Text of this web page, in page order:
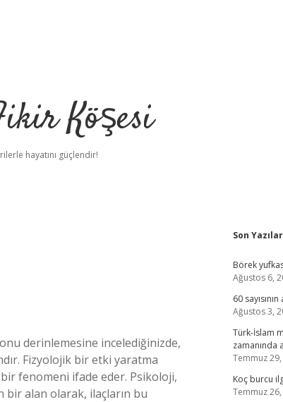
Köşesi
hayatını güçlendir!
derinlemesine incelediğinizde,
Fizyolojik bir etki yaratma
fenomeni ifade eder. Psikoloji,
bir alan olarak, ilaçların bu
Son Yazılar
Börek
Ağustos 6,
60
Ağustos 3,
Türk-İslam
zamanında
Temmuz
Koç burcu
Temmuz